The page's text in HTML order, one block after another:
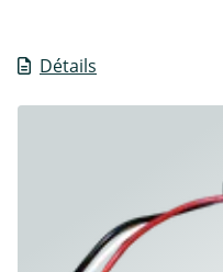
Détails